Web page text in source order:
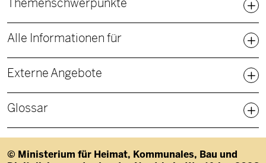
Themenschwerpunkte
Alle Informationen für
Externe Angebote
Glossar
© Ministerium für Heimat, Kommunales, Bau und